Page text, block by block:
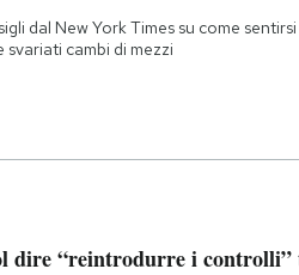
dal New York Times su come
svariati cambi di mezzi
dire “reintrodurre i